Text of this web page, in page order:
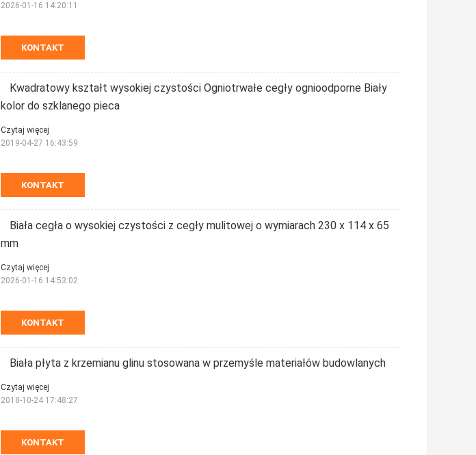
KONTAKT
2026-01-16 14:20:11
Kwadratowy kształt wysokiej czystości Ogniotrwałe cegły ognioodporne Biały
kolor do szklanego pieca
KONTAKT
Czytaj więcej
2019-04-27 16:43:59
Biała cegła o wysokiej czystości z cegły mulitowej o wymiarach 230 x 114 x 65
mm
KONTAKT
Czytaj więcej
2026-01-16 14:53:02
Biała płyta z krzemianu glinu stosowana w przemyśle materiałów budowlanych
KONTAKT
Czytaj więcej
2018-10-24 17:48:27